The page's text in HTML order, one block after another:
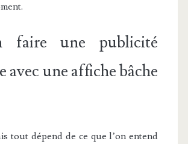
faire une publicité
avec une affiche bâche
tout dépend de ce que l’on entend